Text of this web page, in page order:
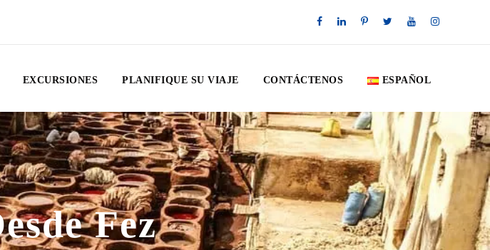
EXCURSIONES PLANIFIQUE SU VIAJE CONTÁCTENOS ESPAÑOL
Fez